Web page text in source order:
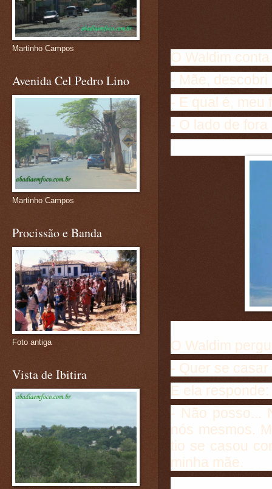
O Waldim
- Mãe,
- E qual é, meu
- O lado de fora
O Waldim
- Quer se
E ela responde:
- Não posso...
nós mesmos.
tio se casou
minha mãe.
Martinho Campos
Avenida Cel Pedro Lino
Martinho Campos
Procissão e Banda
Foto antiga
Vista de Ibitira